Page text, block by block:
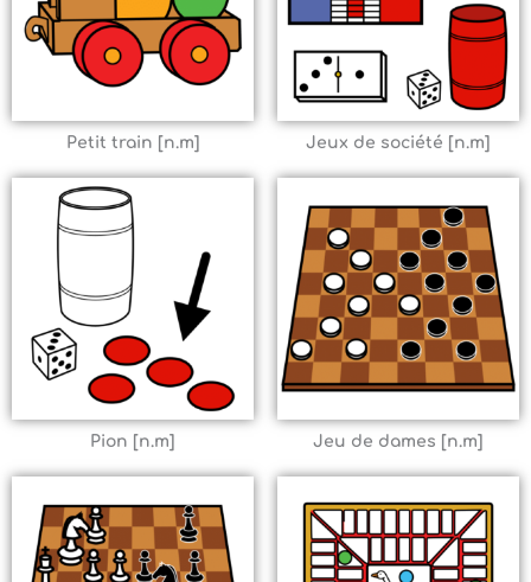
Petit train [n.m] Jeux de société [n.m]
Pion [n.m] Jeu de dames [n.m]